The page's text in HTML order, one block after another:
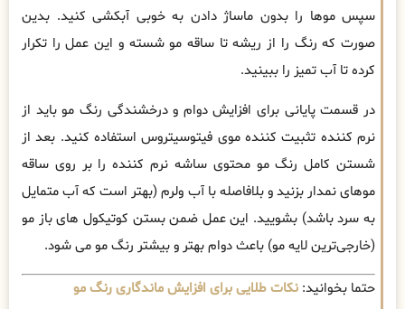
سپس موها را بدون ماساژ دادن به ‌خوبی آبکشی کنید. بدین
‌صورت که رنگ را از ریشه تا ساقه مو شسته و این عمل را تکرار
کرده تا آب تمیز را ببینید.
در قسمت پایانی برای افزایش دوام و درخشندگی رنگ مو باید از
نرم ‌کننده تثبیت ‌کننده موی فیتوسیتروس استفاده کنید. بعد از
شستن کامل رنگ مو محتوی ساشه نرم‌ کننده را بر روی ساقه
موهای نمدار بزنید و بلافاصله با آب ولرم (بهتر است که آب متمایل
به سرد باشد) بشویید. این عمل ضمن بستن کوتیکول ‌های باز مو
(خارجی‌ترین لایه مو) باعث دوام بهتر و بیشتر رنگ مو می ‌شود.
حتما بخوانید: نکات طلایی برای افزایش ماندگاری رنگ مو